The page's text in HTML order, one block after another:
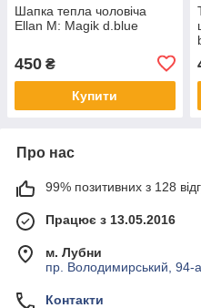
Шапка тепла чоловіча
Ellan M: Magik d.blue
450 ₴
Купити
Про нас
99% позитивних з 128
Працює з 13.05.2016
м. Лубни
пр. Володимирський, 94-
Контакти